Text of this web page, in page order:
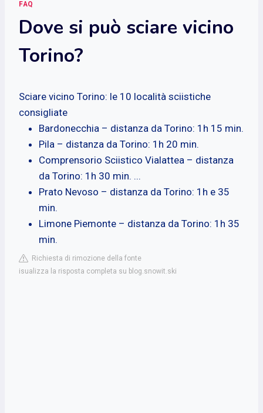
FAQ
Dove si può sciare vicino
Torino?
Sciare vicino Torino: le 10 località sciistiche
consigliate
Bardonecchia – distanza da Torino: 1h 15 min.
Pila – distanza da Torino: 1h 20 min.
Comprensorio Sciistico Vialattea – distanza
da Torino: 1h 30 min. ...
Prato Nevoso – distanza da Torino: 1h e 35
min.
Limone Piemonte – distanza da Torino: 1h 35
min.
Richiesta di rimozione della fonte
isualizza la risposta completa su blog.snowit.ski